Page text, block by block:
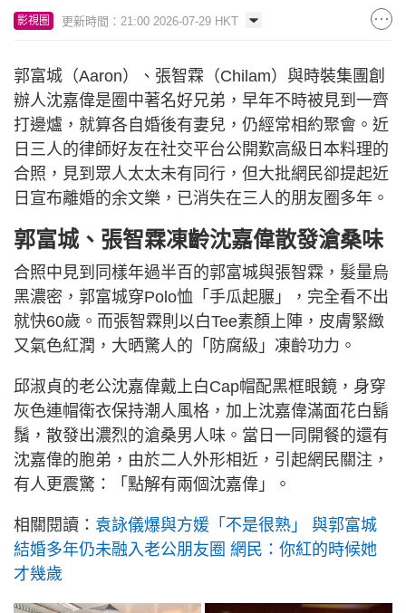
影視圈 更新時間：21:00 2026-07-29 HKT
郭富城（Aaron）、張智霖（Chilam）與時裝集團創
辦人沈嘉偉是圈中著名好兄弟，早年不時被見到一齊
打邊爐，就算各自婚後有妻兒，仍經常相約聚會。近
日三人的律師好友在社交平台公開歎高級日本料理的
合照，見到眾人太太未有同行，但大批網民卻提起近
日宣布離婚的余文樂，已消失在三人的朋友圈多年。
郭富城、張智霖凍齡沈嘉偉散發滄桑味
合照中見到同樣年過半百的郭富城與張智霖，髮量烏
黑濃密，郭富城穿Polo恤「手瓜起𦟌」，完全看不出
就快60歲。而張智霖則以白Tee素顏上陣，皮膚緊緻
又氣色紅潤，大晒驚人的「防腐級」凍齡功力。
邱淑貞的老公沈嘉偉戴上白Cap帽配黑框眼鏡，身穿
灰色連帽衛衣保持潮人風格，加上沈嘉偉滿面花白鬍
鬚，散發出濃烈的滄桑男人味。當日一同開餐的還有
沈嘉偉的胞弟，由於二人外形相近，引起網民關注，
有人更震驚：「點解有兩個沈嘉偉」。
相關閱讀： 袁詠儀爆與方媛「不是很熟」 與郭富城
結婚多年仍未融入老公朋友圈 網民：你紅的時候她
才幾歲